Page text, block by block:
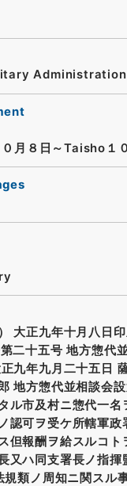
月８日～Taisho１
大正九年十月八日
二十五号 地方惣代
九年九月二十五日
地方惣代並相談会
ル市及村ニ惣代一名
認可ヲ受ケ所轄軍政
但報酬ヲ給スルコト
又ハ同支署長ノ指揮
規類ノ周知ニ関スル